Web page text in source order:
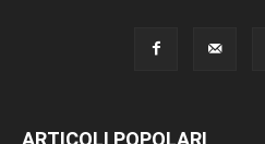
ARTICOLI POPOLARI